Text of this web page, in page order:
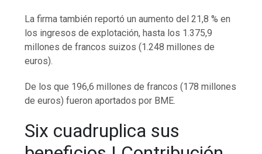
La firma también reportó un aumento del 21,8 % en
los ingresos de explotación, hasta los 1.375,9
millones de francos suizos (1.248 millones de
euros).
De los que 196,6 millones de francos (178 millones
de euros) fueron aportados por BME.
Six cuadruplica sus